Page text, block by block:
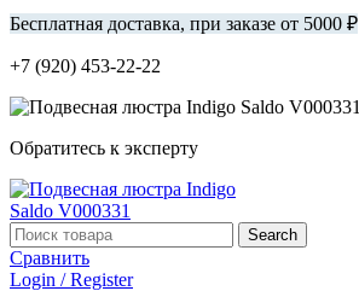
Бесплатная доставка, при заказе от 5000 ₽
+7 (920) 453-22-22
Обратитесь к эксперту
Search
Сравнить
Login / Register